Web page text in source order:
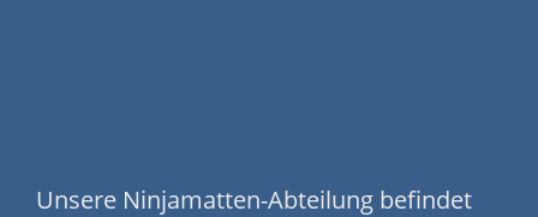
Unsere Ninjamatten-Abteilung befindet